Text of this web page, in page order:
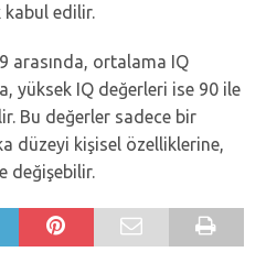
edilir.
arasında, ortalama IQ
yüksek IQ değerleri ise 90 ile
Bu değerler sadece bir
düzeyi kişisel özelliklerine,
değişebilir.